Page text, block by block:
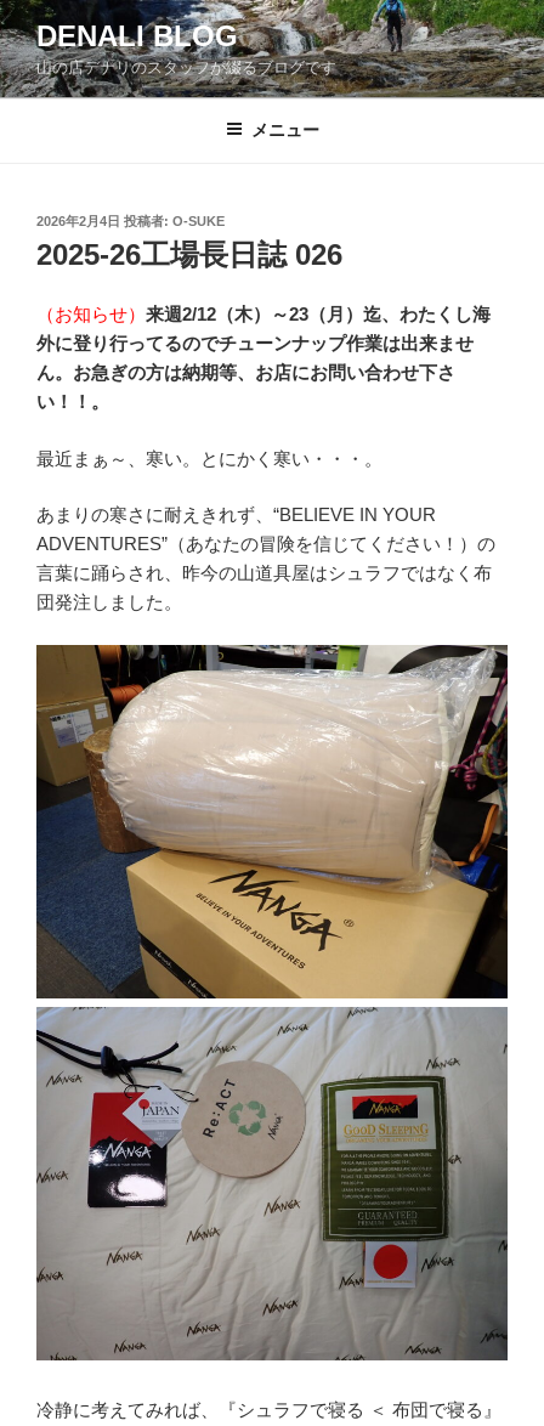
コ
ン
テ
ン
DENALI BLOG
山の店デナリのスタッフが綴るブログです
メニュー
投
稿
日:
2026年2月4日 投稿者: O-SUKE
2025-26工場長日誌 026
（お知らせ） 来週2/12（木）～23（月）迄、わたくし海
外に登り行ってるのでチューンナップ作業は出来ませ
ん。お急ぎの方は納期等、お店にお問い合わせ下さ
い！！。
最近まぁ～、寒い。とにかく寒い・・・。
あまりの寒さに耐えきれず、“BELIEVE IN YOUR
ADVENTURES”（あなたの冒険を信じてください！）の
言葉に踊らされ、昨今の山道具屋はシュラフではなく布
団発注しました。
冷静に考えてみれば、『シュラフで寝る ＜ 布団で寝る』